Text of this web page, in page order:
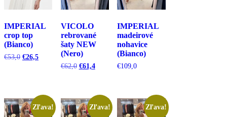
IMPERIAL
crop top
(Bianco)
€53,0 Pôvodná
€26,5Aktuálna
VICOLO
rebrované
šaty NEW
(Nero)
€62,0 Pôvodná
€61,4Aktuálna
IMPERIAL
madeirové
nohavice
(Bianco)
€109,0
Zľava! Zľava! Zľava!